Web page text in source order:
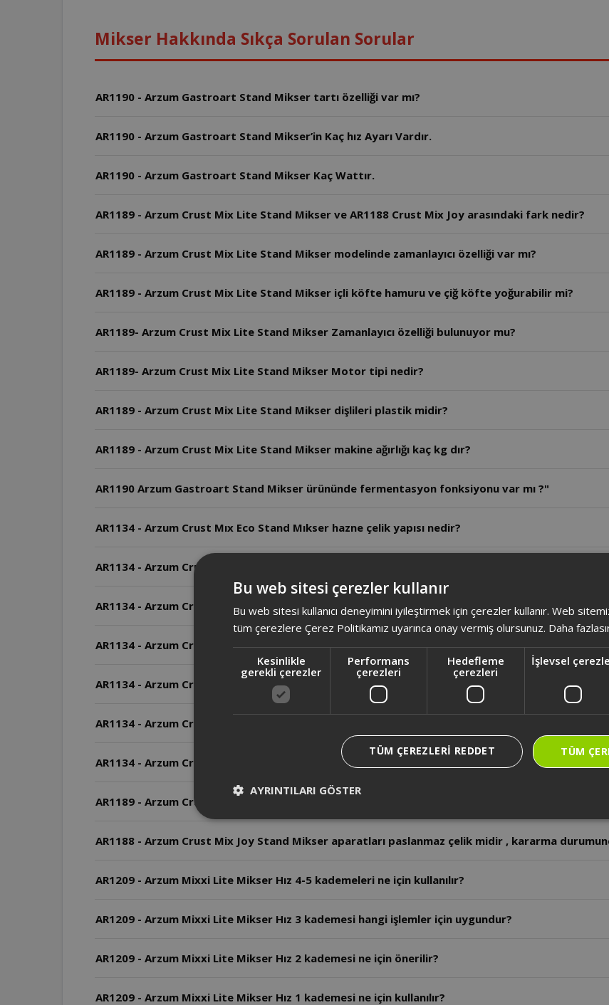
Mikser Hakkında Sıkça Sorulan Sorular
AR1190 - Arzum Gastroart Stand Mikser tartı özelliği var mı?
AR1190 - Arzum Gastroart Stand Mikser’in Kaç hız Ayarı Vardır.
AR1190 - Arzum Gastroart Stand Mikser Kaç Wattır.
AR1189 - Arzum Crust Mix Lite Stand Mikser ve AR1188 Crust Mix Joy arasındaki fark nedir?
AR1189 - Arzum Crust Mix Lite Stand Mikser modelinde zamanlayıcı özelliği var mı?
AR1189 - Arzum Crust Mix Lite Stand Mikser içli köfte hamuru ve çiğ köfte yoğurabilir mi?
AR1189- Arzum Crust Mix Lite Stand Mikser Zamanlayıcı özelliği bulunuyor mu?
AR1189- Arzum Crust Mix Lite Stand Mikser Motor tipi nedir?
AR1189 - Arzum Crust Mix Lite Stand Mikser dişlileri plastik midir?
AR1189 - Arzum Crust Mix Lite Stand Mikser makine ağırlığı kaç kg dır?
AR1190 Arzum Gastroart Stand Mikser ürününde fermentasyon fonksiyonu var mı ?"
AR1134 - Arzum Crust Mıx Eco Stand Mıkser hazne çelik yapısı nedir?
AR1134 - Arzum Crust Mıx Eco Stand Mıkser en fazla ne kadar süre çalıştırılabilir?
AR1134 - Arzum Crust Mıx Eco Stand Mıkser haznesi kaç litredir?
AR1134 - Arzum Crust Mıx Eco Stand Mıkser ürün ağırlığı nedir?
AR1134 - Arzum Crust Mıx Eco Stand Mıkser kaç wattır?
AR1134 - Arzum Crust Mıx Eco Stand Mıkser aparatları bulaşık makinesinde yıkanabilir mi?
AR1134 - Arzum Crust Mıx Eco Stand Mıkser çırpıcıların malzemesi nedir?
AR1189 - Arzum Crust Mix Lite Stand Mikserin ana gövde malzemesi nedir ?
AR1188 - Arzum Crust Mix Joy Stand Mikser aparatları paslanmaz çelik midir , kararma
AR1209 - Arzum Mixxi Lite Mikser Hız 4-5 kademeleri ne için kullanılır?
AR1209 - Arzum Mixxi Lite Mikser Hız 3 kademesi hangi işlemler için uygundur?
AR1209 - Arzum Mixxi Lite Mikser Hız 2 kademesi ne için önerilir?
AR1209 - Arzum Mixxi Lite Mikser Hız 1 kademesi ne için kullanılır?
Bu web sitesi çerezler kullanır
Bu web sitesi kullanıcı deneyimini iyileştirmek için çerezler kullanır. Web
tüm çerezlere Çerez Politikamız uyarınca onay vermiş olursunuz. Daha
Kesinlikle
gerekli çerezler
Performans
çerezleri
Hedefleme
çerezleri
İşlevsel
TÜM
TÜM ÇEREZLERI REDDET
AYRINTILARI GÖSTER